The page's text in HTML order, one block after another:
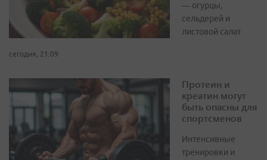
— огурцы,
сельдерей и
листовой салат
сегодня, 21:09
Протеин и
креатин могут
быть опасны для
спортсменов
Интенсивные
тренировки и